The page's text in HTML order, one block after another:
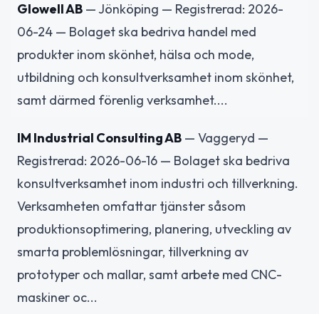
Glowell AB — Jönköping — Registrerad: 2026-
06-24 — Bolaget ska bedriva handel med
produkter inom skönhet, hälsa och mode,
utbildning och konsultverksamhet inom skönhet,
samt därmed förenlig verksamhet....
IM Industrial Consulting AB — Vaggeryd —
Registrerad: 2026-06-16 — Bolaget ska bedriva
konsultverksamhet inom industri och tillverkning.
Verksamheten omfattar tjänster såsom
produktionsoptimering, planering, utveckling av
smarta problemlösningar, tillverkning av
prototyper och mallar, samt arbete med CNC-
maskiner oc...